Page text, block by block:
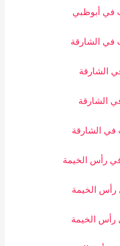
في أبوظبي
الشارقة
الشارقة
الشارقة
الشارقة
رأس الخيمة
الخيمة
الخيمة